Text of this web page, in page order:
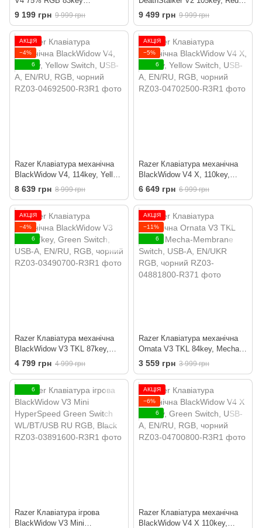
Mechanical Tactile Switch
GEN-3 USB EN, чорний
9 199 грн 9 999 грн
Switch, USB-A, EN/RU, RGB,
9 499 грн 9 999 грн
АКЦІЯ
−4%
6
Razer Клавіатура механічна
BlackWidow V4, 114key, Yellow
Switch, USB-A, EN/RU, RGB,
8 639 грн 8 999 грн
АКЦІЯ
−5%
6
Razer Клавіатура механічна
BlackWidow V4 X, 110key,
Yellow Switch, USB-A, EN/RU,
RGB, чорний
6 649 грн 6 999 грн
АКЦІЯ
−4%
6
Razer Клавіатура механічна
BlackWidow V3 TKL 87key,
Green Switch, USB-A, EN/RU,
RGB, чорний
4 799 грн 4 999 грн
АКЦІЯ
−11%
6
Razer Клавіатура механічна
Ornata V3 TKL 84key, Mecha-
Membrane Switch, USB-A,
EN/UKR RGB, чорний
3 559 грн 3 999 грн
6
Razer Клавіатура ігрова
BlackWidow V3 Mini
АКЦІЯ
−6%
6
Razer Клавіатура механічна
BlackWidow V4 X 110key,